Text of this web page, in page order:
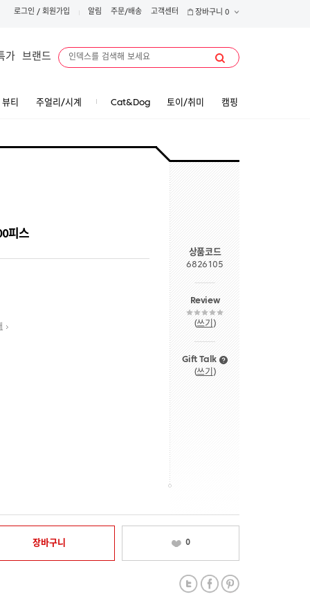
로그인 / 회원가입 알림 주문/배송 고객센터 장바구니 0
가 브랜드
뷰티 주얼리/시계 Cat&Dog 토이/취미 캠핑
피스
상품코드
6826105
Review
(쓰기 )
Gift Talk
(쓰기 )
장바구니 0